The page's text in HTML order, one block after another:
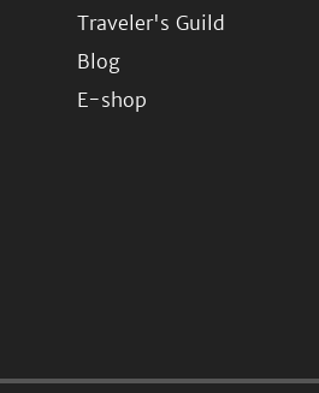
Traveler's Guild
Blog
E-shop